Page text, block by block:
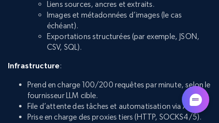
Liens sources, ancres et extraits.
Images et métadonnées d’images (le cas
échéant).
Exportations structurées (par exemple, JSON,
CSV, SQL).
Infrastructure:
Prend en charge 100/200 requêtes par minute, selon le
fournisseur LLM cible.
File d’attente des tâches et automatisation via API.
Prise en charge des proxies tiers (HTTP, SOCKS4/5).